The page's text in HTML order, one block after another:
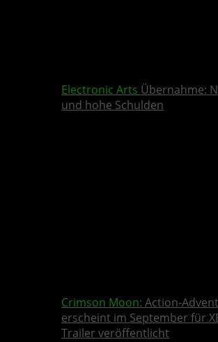
Electronic Arts Übernahme:
und hohe Schulden
Crimson Moon: Action-
erscheint im September für
Trailer veröffentlicht